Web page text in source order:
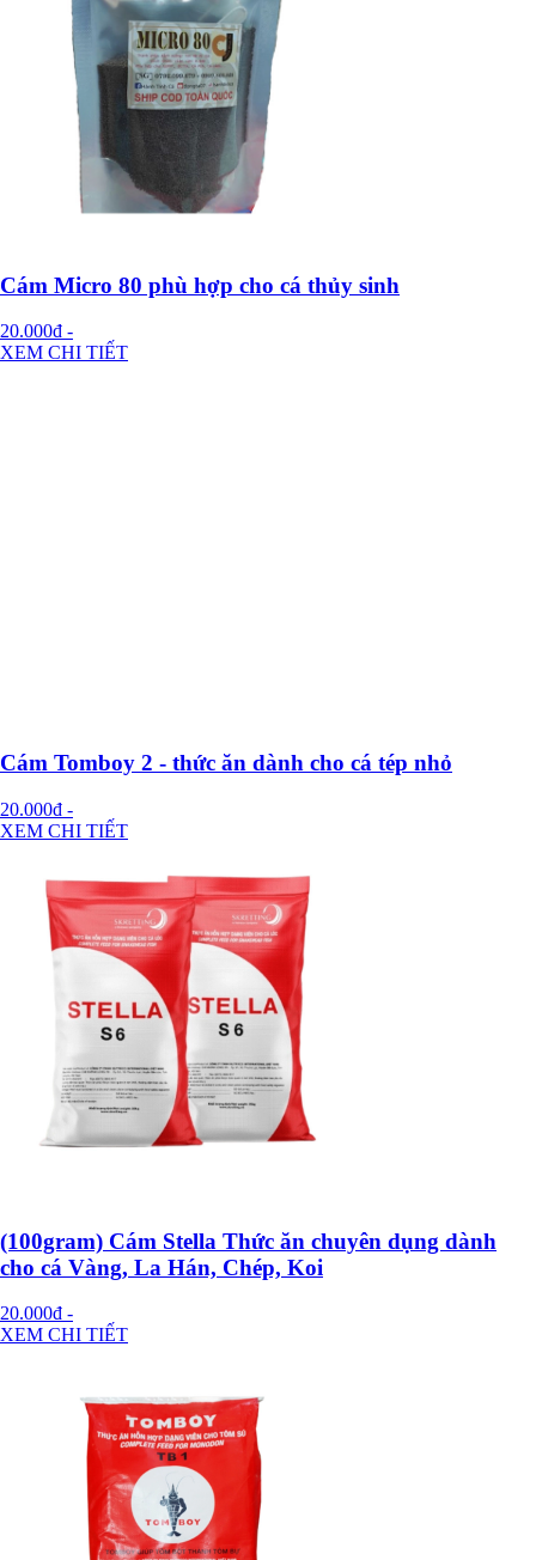
Cám Micro 80 phù hợp cho cá thủy sinh
20.000đ -
XEM CHI TIẾT
Cám Tomboy 2 - thức ăn dành cho cá tép nhỏ
20.000đ -
XEM CHI TIẾT
(100gram) Cám Stella Thức ăn chuyên dụng dành
cho cá Vàng, La Hán, Chép, Koi
20.000đ -
XEM CHI TIẾT